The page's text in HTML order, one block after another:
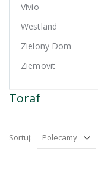
Vivio
Westland
Zielony Dom
Ziemovit
Toraf
Sortuj: